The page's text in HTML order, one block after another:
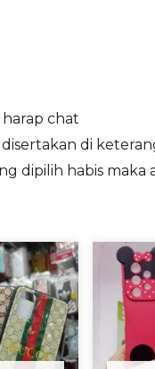
chat
di
dipilih habis